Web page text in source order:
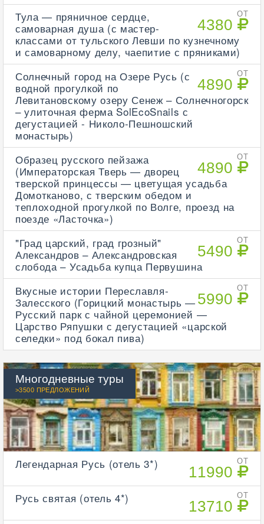
ОТ
4380
Тула — пряничное сердце,
самоварная душа (с мастер-
классами от тульского Левши по кузнечному
и самоварному делу, чаепитие с пряниками)
ОТ
4890
Солнечный город на Озере Русь (с
водной прогулкой по
Левитановскому озеру Сенеж – Солнечногорск
– улиточная ферма SolEcoSnails с
дегустацией - Николо-Пешношский
монастырь)
ОТ
4890
Образец русского пейзажа
(Императорская Тверь — дворец
тверской принцессы — цветущая усадьба
Домотканово, с тверским обедом и
теплоходной прогулкой по Волге, проезд на
поезде «Ласточка»)
ОТ
5490
"Град царский, град грозный"
Александров – Александровская
слобода – Усадьба купца Первушина
ОТ
5990
Вкусные истории Переславля-
Залесского (Горицкий монастырь —
Русский парк с чайной церемонией —
Царство Ряпушки с дегустацией «царской
селедки» под бокал пива)
Многодневные туры
>3500 ПРЕДЛОЖЕНИЙ
ОТ
11990
Легендарная Русь (отель 3*)
ОТ
13710
Русь святая (отель 4*)